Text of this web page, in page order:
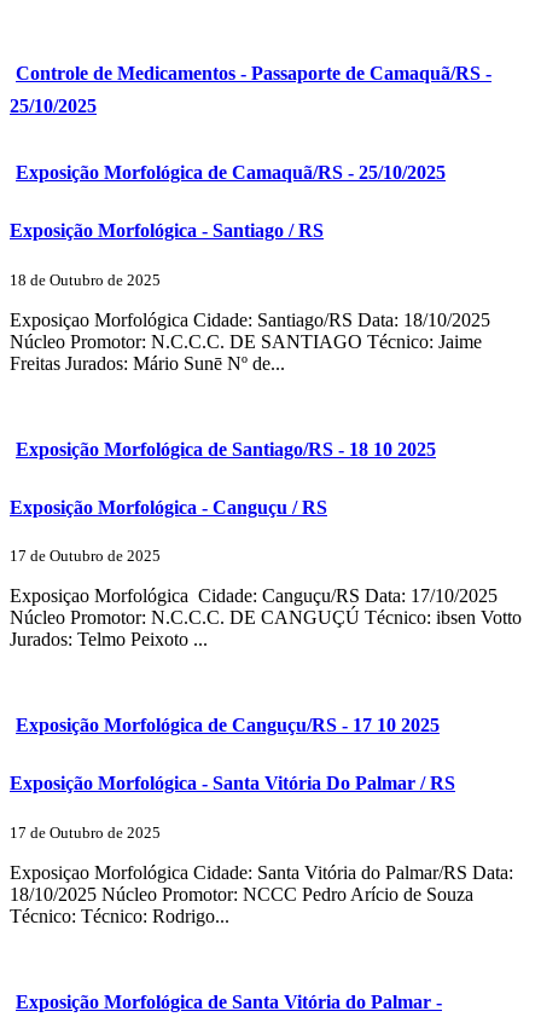
Controle de Medicamentos - Passaporte de Camaquã/RS -
25/10/2025
Exposição Morfológica de Camaquã/RS - 25/10/2025
Exposição Morfológica - Santiago / RS
18 de Outubro de 2025
Exposiçao Morfológica Cidade: Santiago/RS Data: 18/10/2025
Núcleo Promotor: N.C.C.C. DE SANTIAGO Técnico: Jaime
Freitas Jurados: Mário Sunē Nº de...
Exposição Morfológica de Santiago/RS - 18 10 2025
Exposição Morfológica - Canguçu / RS
17 de Outubro de 2025
Exposiçao Morfológica Cidade: Canguçu/RS Data: 17/10/2025
Núcleo Promotor: N.C.C.C. DE CANGUÇÚ Técnico: ibsen Votto
Jurados: Telmo Peixoto ...
Exposição Morfológica de Canguçu/RS - 17 10 2025
Exposição Morfológica - Santa Vitória Do Palmar / RS
17 de Outubro de 2025
Exposiçao Morfológica Cidade: Santa Vitória do Palmar/RS Data:
18/10/2025 Núcleo Promotor: NCCC Pedro Arício de Souza
Técnico: Técnico: Rodrigo...
Exposição Morfológica de Santa Vitória do Palmar -